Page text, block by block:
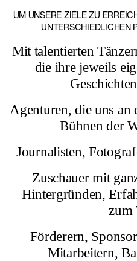
UM UNSERE ZIELE ZU
UNTERSCHIEDLICHEN
Mit talentierten
die ihre jeweils
Agenturen, die uns an
Bühnen der
Journalisten,
Zuschauer mit
Hintergründen,
zum
Förderern,
Mitarbeitern,